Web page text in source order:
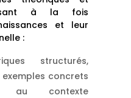
à la fois
et leur
:
structurés,
concrets
au contexte